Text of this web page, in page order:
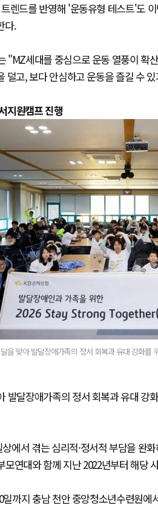
렌드를 반영해 '운동유형 테스트'도
다.
"MZ세대를 중심으로 운동 열풍이 확
덜고, 보다 안심하고 운동을 즐길 수
지원캠프 진행
을 맞아 발달장애가족의 정서 회복과 유대 강화를
발달장애가족의 정서 회복과 유대
에서 겪는 심리적·정서적 부담을 완
연대와 함께 지난 2022년부터 해당
까지 충남 천안 중앙청소년수련원